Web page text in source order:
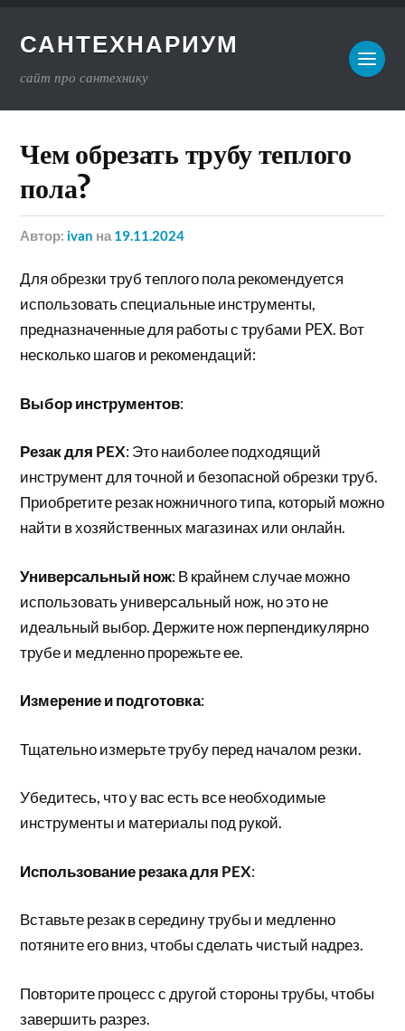
САНТЕХНАРИУМ
сайт про сантехнику
Чем обрезать трубу теплого
пола?
Автор: ivan на 19.11.2024
Для обрезки труб теплого пола рекомендуется
использовать специальные инструменты,
предназначенные для работы с трубами PEX. Вот
несколько шагов и рекомендаций:
Выбор инструментов:
Резак для PEX: Это наиболее подходящий
инструмент для точной и безопасной обрезки труб.
Приобретите резак ножничного типа, который можно
найти в хозяйственных магазинах или онлайн.
Универсальный нож: В крайнем случае можно
использовать универсальный нож, но это не
идеальный выбор. Держите нож перпендикулярно
трубе и медленно прорежьте ее.
Измерение и подготовка:
Тщательно измерьте трубу перед началом резки.
Убедитесь, что у вас есть все необходимые
инструменты и материалы под рукой.
Использование резака для PEX:
Вставьте резак в середину трубы и медленно
потяните его вниз, чтобы сделать чистый надрез.
Повторите процесс с другой стороны трубы, чтобы
завершить разрез.